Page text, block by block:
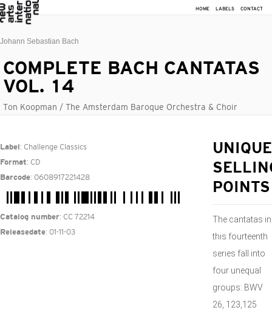
HOME LABELS CONTACT
Johann Sebastian Bach
COMPLETE BACH CANTATAS
VOL. 14
Ton Koopman / The Amsterdam Baroque Orchestra & Choir
Label : Challenge Classics
Format: CD
Barcode: 0608917221428
Catalog number: CC 72214
Releasedate: 01-11-03
UNIQUE
POINTS
The cantatas in
this fourteenth
series fall into
four unequal
groups: BWV
26, 123,125